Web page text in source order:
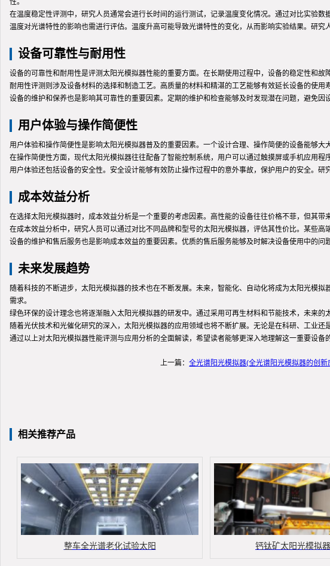
性。
在温度稳定性评测中，研究人员通常会进行长时间的运行测试，记录温度变化情况。通过对比实验数
温度对光谱特性的影响也需进行评估。温度升高可能导致光谱特性的变化，从而影响实验结果。研
设备可靠性与耐用性
设备的可靠性和耐用性是评测太阳光模拟器性能的重要方面。在长期使用过程中，设备的稳定性和
耐用性评测则涉及设备材料的选择和制造工艺。高质量的材料和精湛的工艺能够有效延长设备的使
设备的维护和保养也是影响其可靠性的重要因素。定期的维护和检查能够及时发现潜在问题，避免
用户体验与操作简便性
用户体验和操作简便性是影响太阳光模拟器普及的重要因素。一个设计合理、操作简便的设备能够
在操作简便性方面，现代太阳光模拟器往往配备了智能控制系统，用户可以通过触摸屏或手机应用
用户体验还包括设备的安全性。安全设计能够有效防止操作过程中的意外事故，保护用户的安全。研
成本效益分析
在选择太阳光模拟器时，成本效益分析是一个重要的考虑因素。高性能的设备往往价格不菲，但其
在成本效益分析中，研究人员可以通过对比不同品牌和型号的太阳光模拟器，评估其性价比。某些
设备的维护和售后服务也是影响成本效益的重要因素。优质的售后服务能够及时解决设备使用中的
未来发展趋势
随着科技的不断进步，太阳光模拟器的技术也在不断发展。未来，智能化、自动化将成为太阳光模
需求。
绿色环保的设计理念也将逐渐融入太阳光模拟器的研发中。通过采用可再生材料和节能技术，未来的
随着光伏技术和光催化研究的深入，太阳光模拟器的应用领域也将不断扩展。无论是在科研、工业
通过以上对太阳光模拟器性能评测与应用分析的全面解读，希望读者能够更深入地理解这一重要设备
上一篇：全光谱阳光模拟器(全光谱阳光模拟器的创
相关推荐产品
整车全光谱老化试验太阳 钙钛矿太阳光模拟